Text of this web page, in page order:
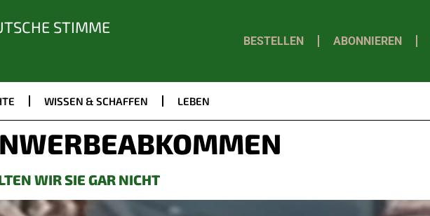
STIMME
BESTELLEN ABONNIEREN
WISSEN & SCHAFFEN LEBEN
WIR SIE GAR NICHT